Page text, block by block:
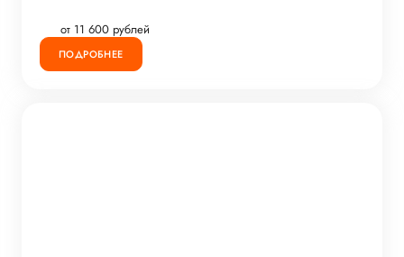
от 11 600 рублей
ПОДРОБНЕЕ